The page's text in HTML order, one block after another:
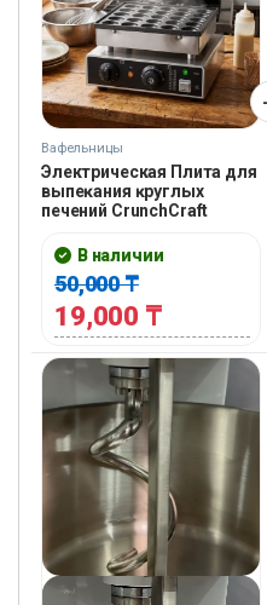
Вафельницы
Электрическая Плита для
выпеĸания ĸруглых
печений CrunchCraft
В наличии
50,000₸
19,000 ₸